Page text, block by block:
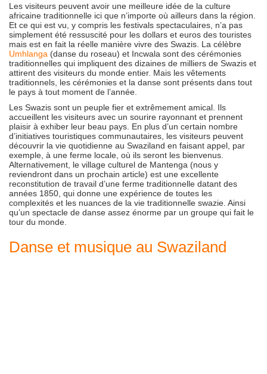
Les visiteurs peuvent avoir une meilleure idée de la culture
africaine traditionnelle ici que n’importe où ailleurs dans la région.
Et ce qui est vu, y compris les festivals spectaculaires, n’a pas
simplement été ressuscité pour les dollars et euros des touristes
mais est en fait la réelle manière vivre des Swazis. La célèbre
Umhlanga (danse du roseau) et Incwala sont des cérémonies
traditionnelles qui impliquent des dizaines de milliers de Swazis et
attirent des visiteurs du monde entier. Mais les vêtements
traditionnels, les cérémonies et la danse sont présents dans tout
le pays à tout moment de l’année.
Les Swazis sont un peuple fier et extrêmement amical. Ils
accueillent les visiteurs avec un sourire rayonnant et prennent
plaisir à exhiber leur beau pays. En plus d’un certain nombre
d’initiatives touristiques communautaires, les visiteurs peuvent
découvrir la vie quotidienne au Swaziland en faisant appel, par
exemple, à une ferme locale, où ils seront les bienvenus.
Alternativement, le village culturel de Mantenga (nous y
reviendront dans un prochain article) est une excellente
reconstitution de travail d’une ferme traditionnelle datant des
années 1850, qui donne une expérience de toutes les
complexités et les nuances de la vie traditionnelle swazie. Ainsi
qu’un spectacle de danse assez énorme par un groupe qui fait le
tour du monde.
Danse et musique au Swaziland